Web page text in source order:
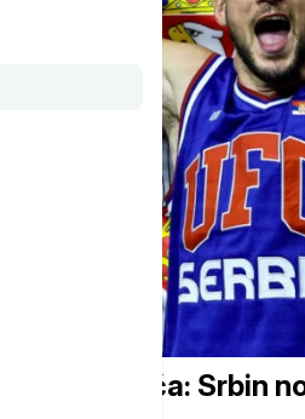
Medića: Srbin